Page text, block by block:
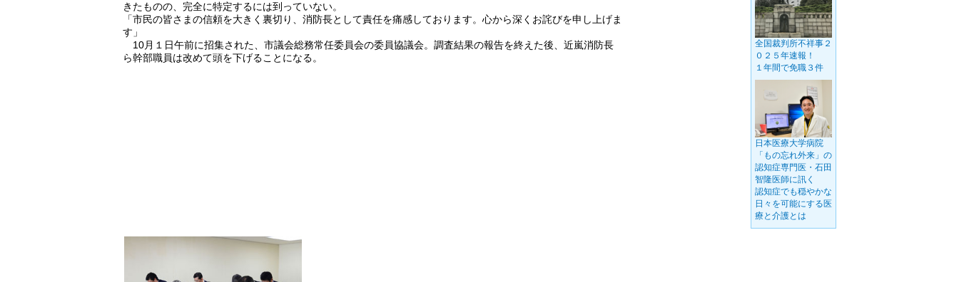
きたものの、完全に特定するには到っていない。
「市民の皆さまの信頼を大きく裏切り、消防長として責任を痛感しております。心から深くお詫びを申し上げま
す」
10月１日午前に招集された、市議会総務常任委員会の委員協議会。調査結果の報告を終えた後、近嵐消防長
ら幹部職員は改めて頭を下げることになる。
全国裁判所不祥事２
０２５年速報！
１年間で免職３件
日本医療大学病院
「もの忘れ外来」の
認知症専門医・石田
智隆医師に訊く
認知症でも穏やかな
日々を可能にする医
療と介護とは